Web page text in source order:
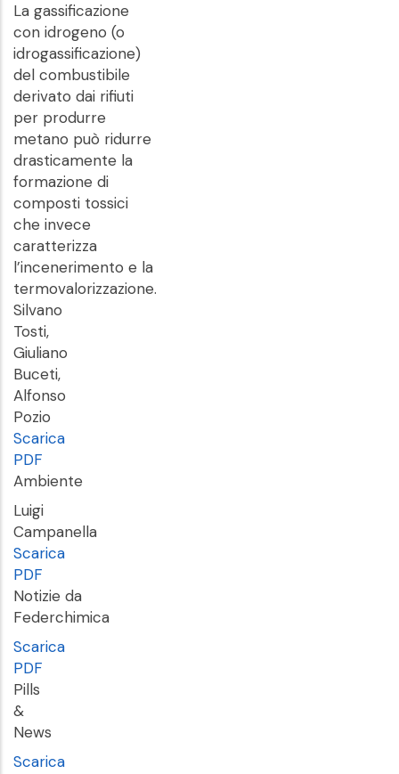
La gassificazione
con idrogeno (o
idrogassificazione)
del combustibile
derivato dai rifiuti
per produrre
metano può ridurre
drasticamente la
formazione di
composti tossici
che invece
caratterizza
l’incenerimento e la
termovalorizzazione.
Silvano
Tosti,
Giuliano
Buceti,
Alfonso
Pozio
Scarica
PDF
Ambiente
Luigi
Campanella
Scarica
PDF
Notizie da
Federchimica
Scarica
PDF
Pills
&
News
Scarica